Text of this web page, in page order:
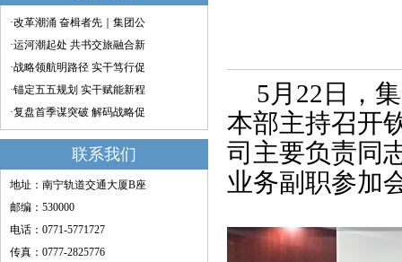
·改革潮涌 奋楫者先｜集团公
·运河潮起处 共书交旅融合新
·战略领航明路径 实干笃行促
·锚定五五规划 实干赋能新程
·复盘首季谋突破 解码战略促
联系我们
地址：南宁轨道交通大厦B座
邮编：530000
电话：0771-5771727
传真：0777-2825776
5月22日，
本部主持召开
司主要负责同
业务副职参加